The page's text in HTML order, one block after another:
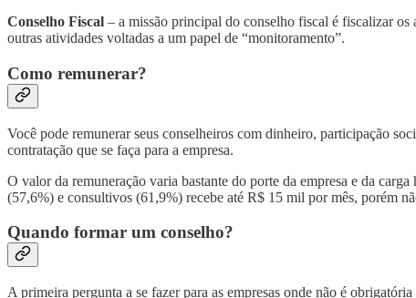
Conselho Fiscal – a missão principal do conselho fiscal é fiscalizar os
outras atividades voltadas a um papel de “monitoramento”.
Como remunerar?
Você pode remunerar seus conselheiros com dinheiro, participação
contratação que se faça para a empresa.
O valor da remuneração varia bastante do porte da empresa e da carga
(57,6%) e consultivos (61,9%) recebe até R$ 15 mil por mês, porém
Quando formar um conselho?
A primeira pergunta a se fazer para as empresas onde não é